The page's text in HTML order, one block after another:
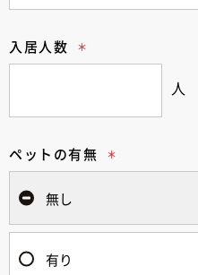
入居人数
人
ペットの有無
無し
有り